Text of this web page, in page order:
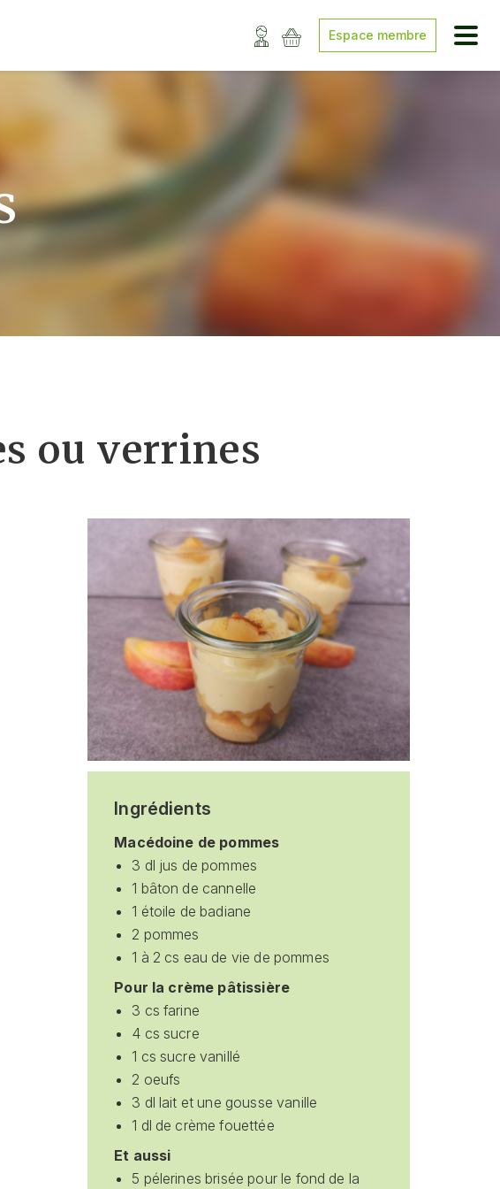
Espace membre
ou verrines
Ingrédients
Macédoine de pommes
3 dl jus de pommes
1 bâton de cannelle
1 étoile de badiane
2 pommes
1 à 2 cs eau de vie de pommes
Pour la crème pâtissière
3 cs farine
4 cs sucre
1 cs sucre vanillé
2 oeufs
3 dl lait et une gousse vanille
1 dl de crème fouettée
Et aussi
5 pélerines brisée pour le fond de la